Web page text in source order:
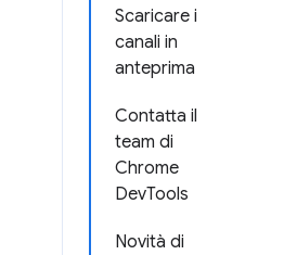
Scaricare i
canali in
anteprima
Contatta il
team di
Chrome
DevTools
Novità di